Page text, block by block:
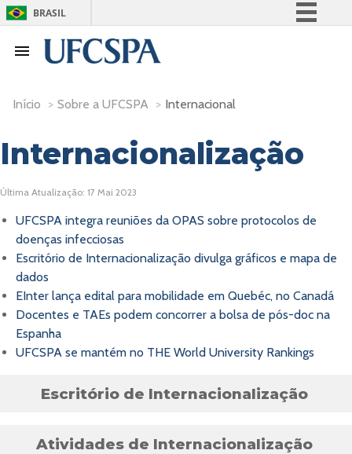
BRASIL
Legislação
Canais
Início > Sobre a UFCSPA > Internacional
Internacionalização
Última Atualização: 17 Mai 2023
UFCSPA integra reuniões da OPAS sobre protocolos de
doenças infecciosas
Escritório de Internacionalização divulga gráficos e mapa de
dados
EInter lança edital para mobilidade em Quebéc, no Canadá
Docentes e TAEs podem concorrer a bolsa de pós-doc na
Espanha
UFCSPA se mantém no THE World University Rankings
Escritório de Internacionalização
Atividades de Internacionalização